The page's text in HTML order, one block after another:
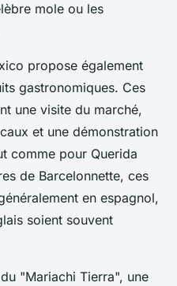
mole ou les
propose également
gastronomiques. Ces
une visite du marché,
et une démonstration
comme pour Querida
de Barcelonnette, ces
en espagnol,
soient souvent
"Mariachi Tierra", une